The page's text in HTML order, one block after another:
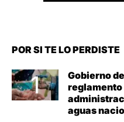
POR SI TE LO PERDISTE
Gobierno
aguas